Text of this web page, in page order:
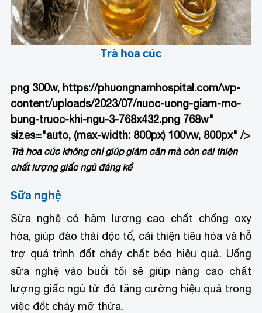
Trà hoa cúc
png 300w, https://phuongnamhospital.com/wp-
content/uploads/2023/07/nuoc-uong-giam-mo-
bung-truoc-khi-ngu-3-768x432.png 768w"
sizes="auto, (max-width: 800px) 100vw, 800px" />
Trà hoa cúc không chỉ giúp giảm cân mà còn cải thiện
chất lượng giấc ngủ đáng kể
Sữa nghệ
Sữa nghệ có hàm lượng cao chất chống oxy
hóa, giúp đào thải độc tố, cải thiện tiêu hóa và hỗ
trợ quá trình đốt cháy chất béo hiệu quả. Uống
sữa nghệ vào buổi tối sẽ giúp nâng cao chất
lượng giấc ngủ từ đó tăng cường hiệu quả trong
việc đốt cháy mỡ thừa.